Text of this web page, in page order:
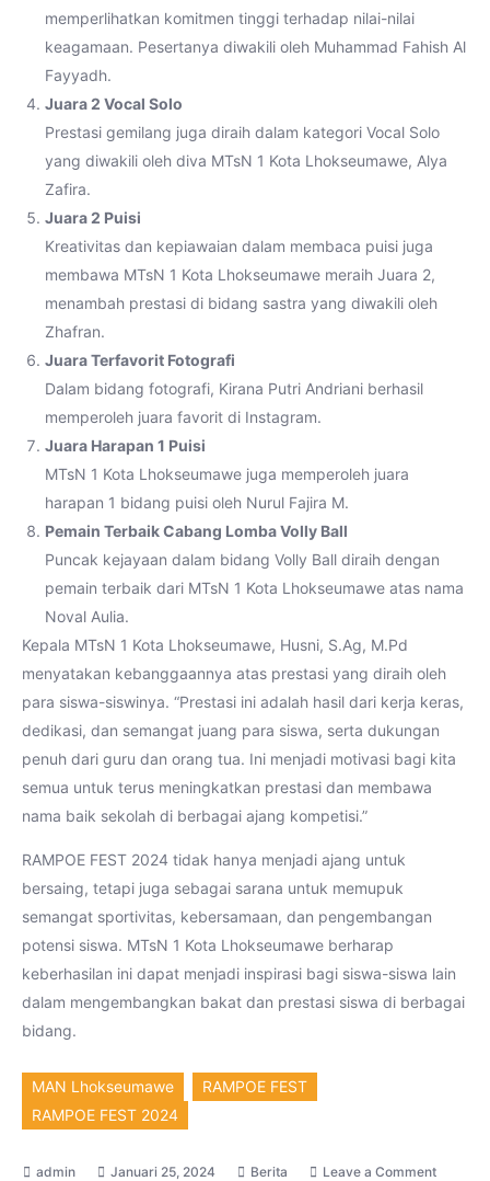
memperlihatkan komitmen tinggi terhadap nilai-nilai
keagamaan. Pesertanya diwakili oleh Muhammad Fahish Al
Fayyadh.
Juara 2 Vocal Solo
Prestasi gemilang juga diraih dalam kategori Vocal Solo
yang diwakili oleh diva MTsN 1 Kota Lhokseumawe, Alya
Zafira.
Juara 2 Puisi
Kreativitas dan kepiawaian dalam membaca puisi juga
membawa MTsN 1 Kota Lhokseumawe meraih Juara 2,
menambah prestasi di bidang sastra yang diwakili oleh
Zhafran.
Juara Terfavorit Fotografi
Dalam bidang fotografi, Kirana Putri Andriani berhasil
memperoleh juara favorit di Instagram.
Juara Harapan 1 Puisi
MTsN 1 Kota Lhokseumawe juga memperoleh juara
harapan 1 bidang puisi oleh Nurul Fajira M.
Pemain Terbaik Cabang Lomba Volly Ball
Puncak kejayaan dalam bidang Volly Ball diraih dengan
pemain terbaik dari MTsN 1 Kota Lhokseumawe atas nama
Noval Aulia.
Kepala MTsN 1 Kota Lhokseumawe, Husni, S.Ag, M.Pd
menyatakan kebanggaannya atas prestasi yang diraih oleh
para siswa-siswinya. “Prestasi ini adalah hasil dari kerja keras,
dedikasi, dan semangat juang para siswa, serta dukungan
penuh dari guru dan orang tua. Ini menjadi motivasi bagi kita
semua untuk terus meningkatkan prestasi dan membawa
nama baik sekolah di berbagai ajang kompetisi.”
RAMPOE FEST 2024 tidak hanya menjadi ajang untuk
bersaing, tetapi juga sebagai sarana untuk memupuk
semangat sportivitas, kebersamaan, dan pengembangan
potensi siswa. MTsN 1 Kota Lhokseumawe berharap
keberhasilan ini dapat menjadi inspirasi bagi siswa-siswa lain
dalam mengembangkan bakat dan prestasi siswa di berbagai
bidang.
MAN Lhokseumawe
RAMPOE FEST
RAMPOE FEST 2024
Januari 25, 2024 Berita Leave a Commenton